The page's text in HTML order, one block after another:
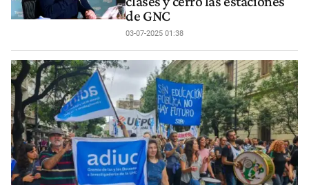
de GNC
03-07-2025 01:38